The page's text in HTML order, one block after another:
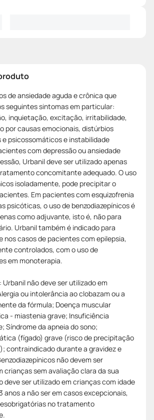
de ansiedade aguda e crônica que
seguintes sintomas em particular:
inquietação, excitação, irritabilidade,
por causas emocionais, distúrbios
psicossomáticos e instabilidade
com depressão ou ansiedade
Urbanil deve ser utilizado apenas
concomitante adequado. O uso
isoladamente, pode precipitar o
Em pacientes com esquizofrenia
psicóticas, o uso de benzodiazepínicos é
como adjuvante, isto é, não para
Urbanil também é indicado para
nos casos de pacientes com epilepsia,
controlados, com o uso de
em monoterapia.
não deve ser utilizado em
ou intolerância ao clobazam ou a
da fórmula; Doença muscular
- miastenia grave; Insuficiência
Síndrome da apneia do sono;
(fígado) grave (risco de precipitação
contraindicado durante a gravidez e
não devem ser
crianças sem avaliação clara da sua
deve ser utilizado em crianças com idade
anos a não ser em casos excepcionais,
no tratamento